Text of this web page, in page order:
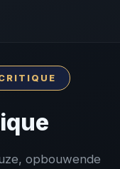
opbouwende